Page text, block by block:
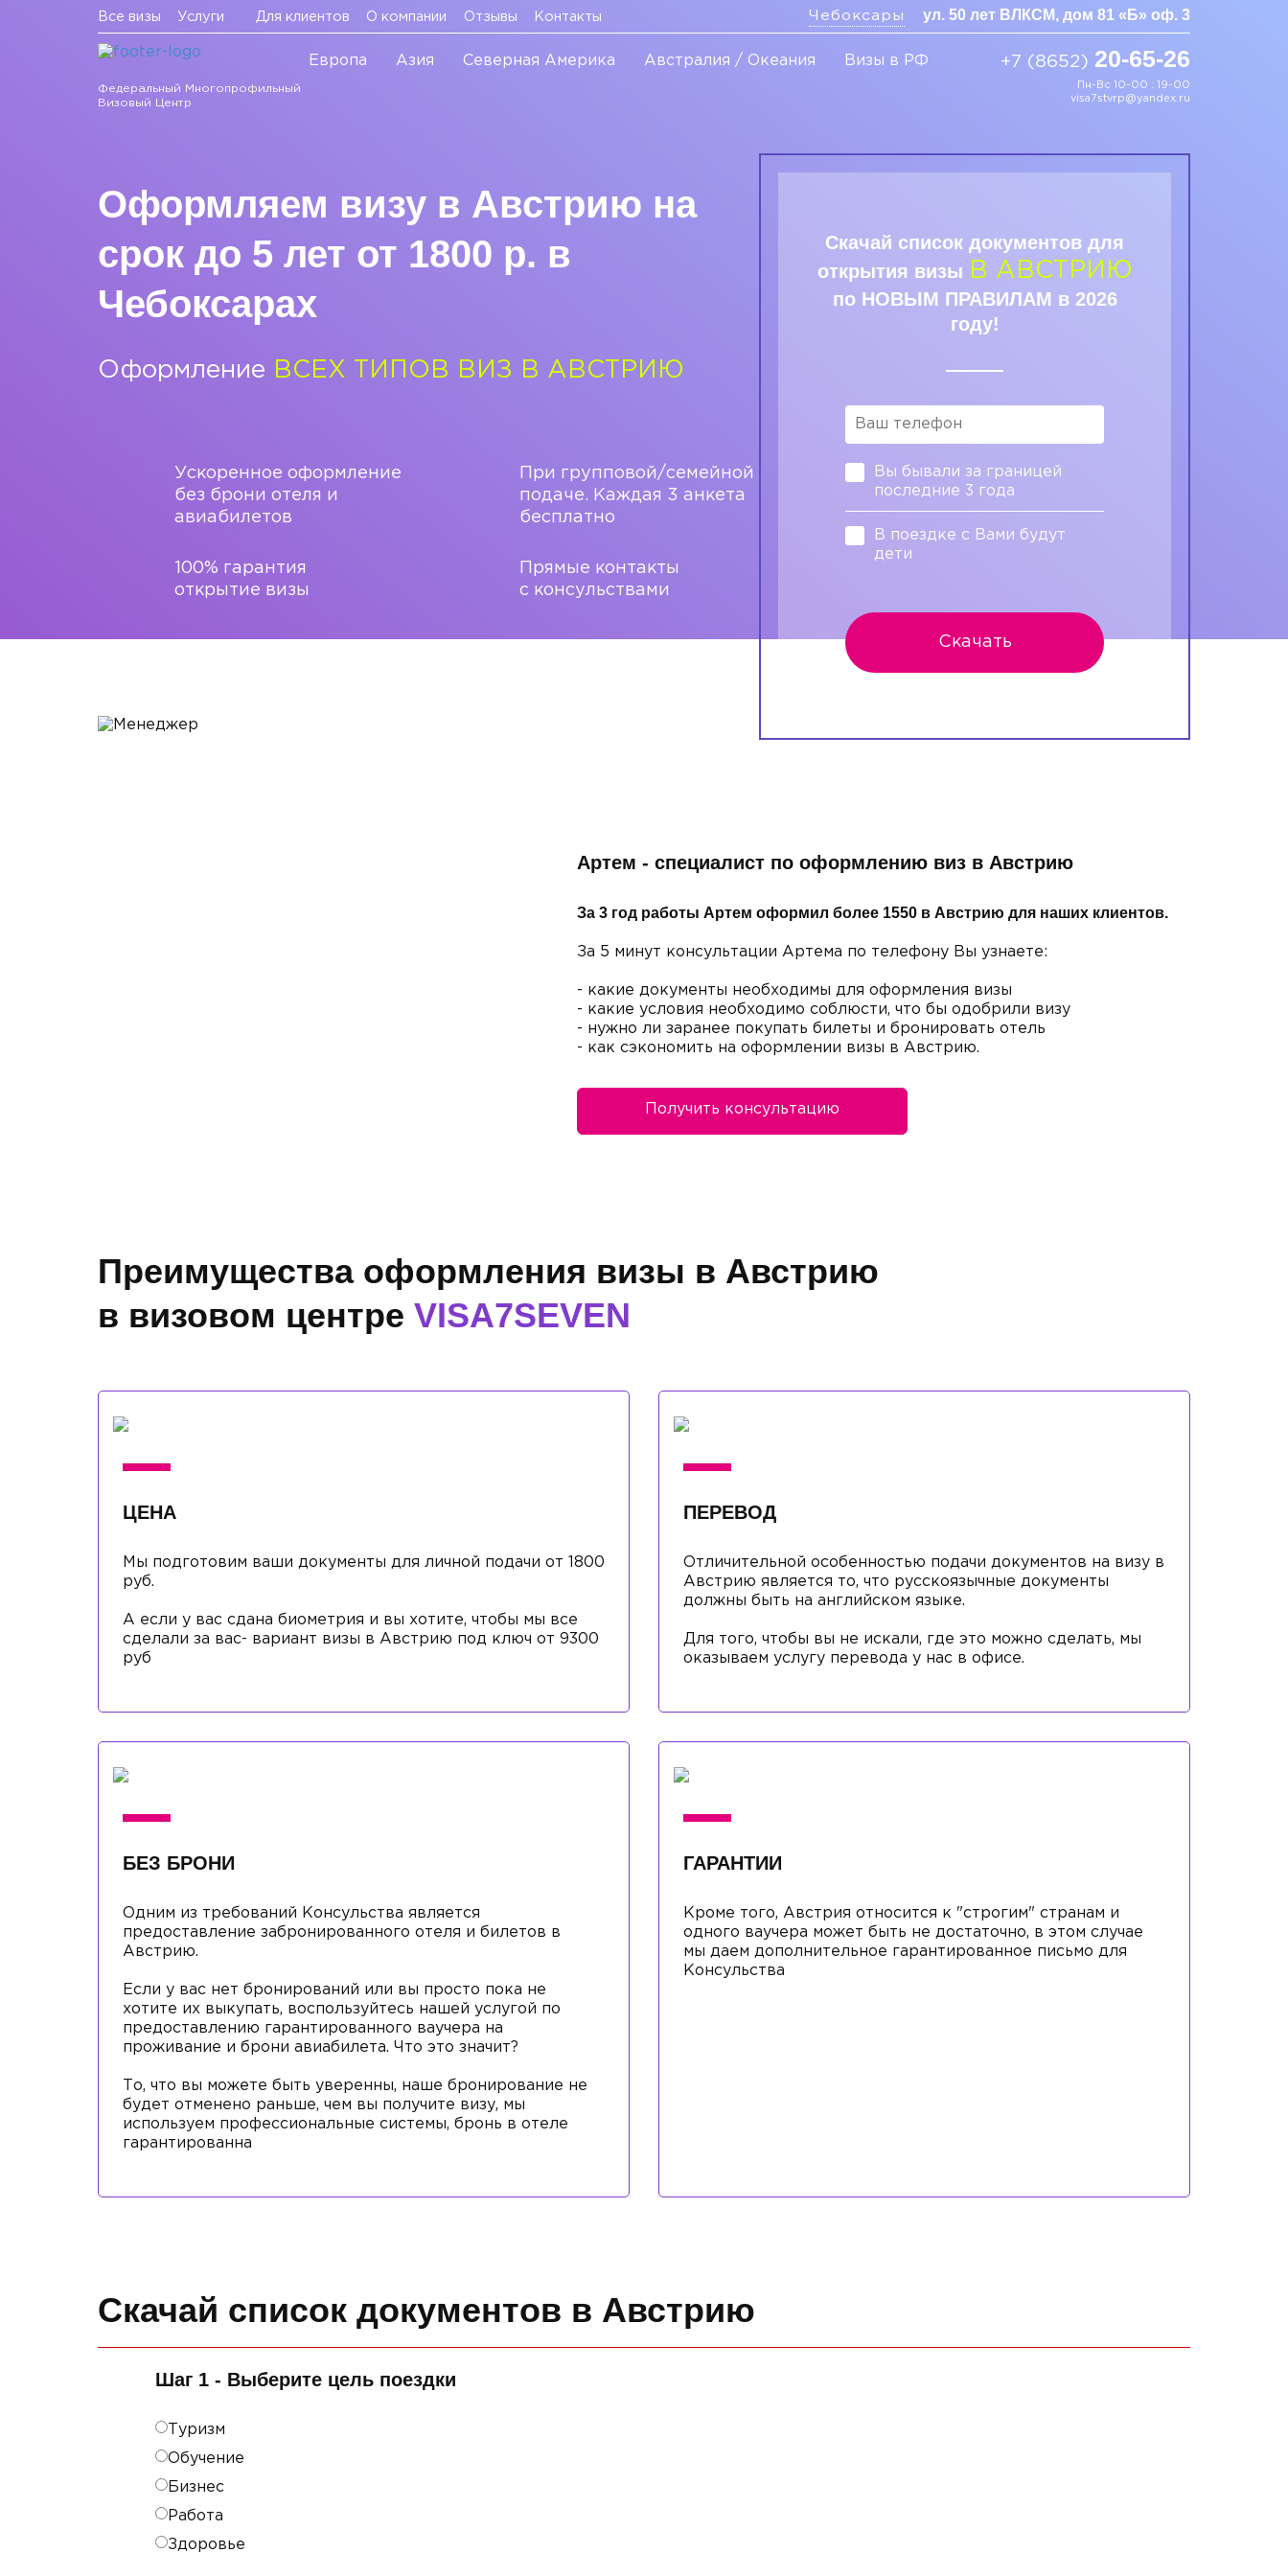
Все визы Услуги Для клиентов О компании Отзывы Контакты Чебоксары ул. 50 лет ВЛКСМ, дом 81 «Б» оф. 3
Федеральный Многопрофильный
Визовый Центр
Европа Азия Северная Америка Австралия / Океания Визы в РФ +7 (8652) 20-65-26
Пн-Вс 10-00 : 19-00
visa7stvrp@yandex.ru
Оформляем визу в Австрию на
срок до 5 лет от 1800 р. в
Чебоксарах
Оформление ВСЕХ ТИПОВ ВИЗ В АВСТРИЮ
Ускоренное оформление
без брони отеля и
авиабилетов
При групповой/семейной
подаче. Каждая 3 анкета
бесплатно
100% гарантия
открытие визы
Прямые контакты
с консульствами
Скачай список документов для
открытия визы В АВСТРИЮ
по НОВЫМ ПРАВИЛАМ в 2026
году!
Вы бывали за границей
последние 3 года
В поездке с Вами будут
дети
Скачать
Артем - специалист по оформлению виз в Австрию
За 3 год работы Артем оформил более 1550 в Австрию для наших клиентов.
За 5 минут консультации Артема по телефону Вы узнаете:
- какие документы необходимы для оформления визы
- какие условия необходимо соблюсти, что бы одобрили визу
- нужно ли заранее покупать билеты и бронировать отель
- как сэкономить на оформлении визы в Австрию.
Получить консультацию
Преимущества оформления визы в Австрию
в визовом центре VISA7SEVEN
ЦЕНА
Мы подготовим ваши документы для личной подачи от 1800
руб.
А если у вас сдана биометрия и вы хотите, чтобы мы все
сделали за вас- вариант визы в Австрию под ключ от 9300
руб
ПЕРЕВОД
Отличительной особенностью подачи документов на визу в
Австрию является то, что русскоязычные документы
должны быть на английском языке.
Для того, чтобы вы не искали, где это можно сделать, мы
оказываем услугу перевода у нас в офисе.
БЕЗ БРОНИ
Одним из требований Консульства является
предоставление забронированного отеля и билетов в
Австрию.
Если у вас нет бронирований или вы просто пока не
хотите их выкупать, воспользуйтесь нашей услугой по
предоставлению гарантированного ваучера на
проживание и брони авиабилета. Что это значит?
То, что вы можете быть уверенны, наше бронирование не
будет отменено раньше, чем вы получите визу, мы
используем профессиональные системы, бронь в отеле
гарантированна
ГАРАНТИИ
Кроме того, Австрия относится к "строгим" странам и
одного ваучера может быть не достаточно, в этом случае
мы даем дополнительное гарантированное письмо для
Консульства
Скачай список документов в Австрию
Шаг 1 - Выберите цель поездки
Туризм
Обучение
Бизнес
Работа
Здоровье